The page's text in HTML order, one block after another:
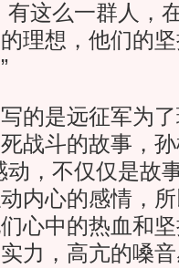
有这么一群人，
理想，他们的
是远征军为了
战斗的故事，
动，不仅仅是故
内心的感情，
心中的热血和
力，高亢的嗓